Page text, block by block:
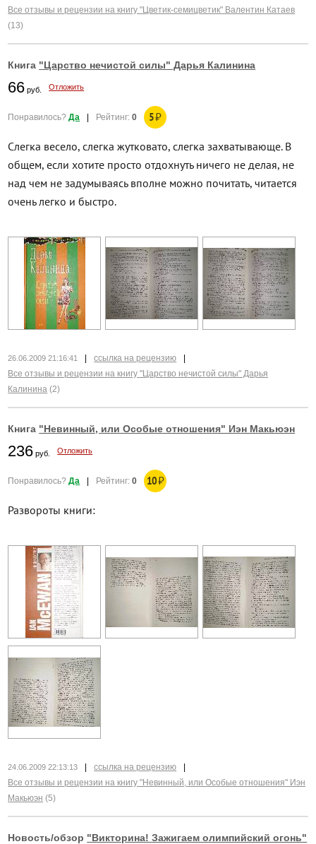
Все отзывы и рецензии на книгу "Цветик-семицветик" Валентин Катаев
(13)
Книга "Царство нечистой силы" Дарья Калинина
66 руб. Отложить
Понравилось?Да | Рейтинг:0 5₽
Слегка весело, слегка жутковато, слегка захватывающе. В
общем, если хотите просто отдохнуть ничего не делая, не
над чем не задумываясь вполне можно почитать, читается
очень легко и быстро.
26.06.2009 21:16:41 ссылка на рецензию
Все отзывы и рецензии на книгу "Царство нечистой силы" Дарья
Калинина (2)
Книга "Невинный, или Особые отношения" Иэн Макьюэн
236 руб. Отложить
Понравилось?Да | Рейтинг:0 10₽
Развороты книги:
24.06.2009 22:13:13 ссылка на рецензию
Все отзывы и рецензии на книгу "Невинный, или Особые отношения" Иэн
Макьюэн (5)
Новость/обзор "Викторина! Зажигаем олимпийский огонь"